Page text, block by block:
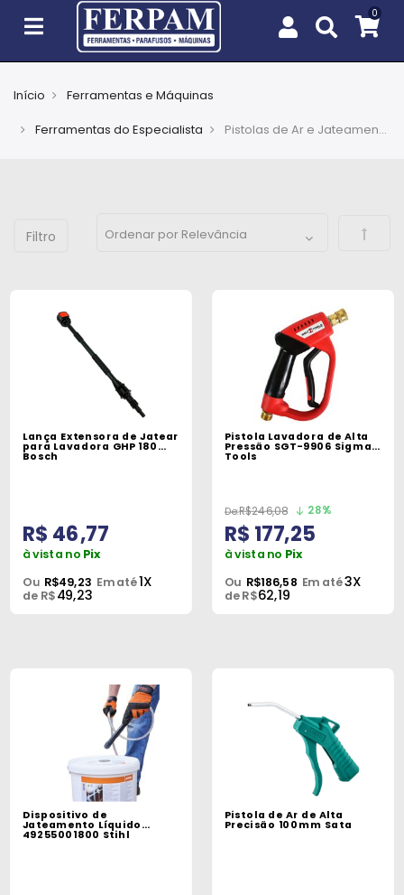
EPIs
Cobertura
Ferramentas
Iluminação
Construção
Materiais
Elétricos
Pneumáticos
Químicos
Peças
Início
Ferramentas e Máquinas
Ferramentas do Especialista
Pistolas de Ar e Jateamento
Lança Extensora de Jatear
para Lavadora GHP 180
Bosch
R$ 46,77
à vista no Pix
Ou R$49,23 Em até1X
de R$49,23
Pistola Lavadora de Alta
Pressão SGT-9906 Sigma
Tools
R$246,08 28%
R$ 177,25
à vista no Pix
Ou R$186,58 Em até3X
de R$62,19
Dispositivo de
Jateamento Líquido
49255001800 Stihl
Pistola de Ar de Alta
Precisão 100mm Sata